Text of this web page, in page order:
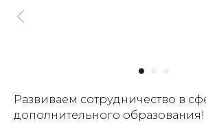
Развиваем сотрудничество в
дополнительного образования!